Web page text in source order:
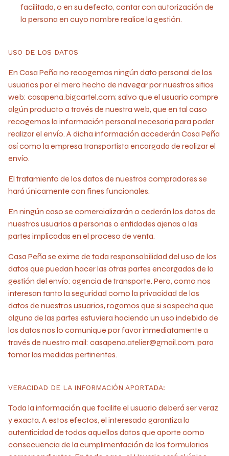
facilitada, o en su defecto, contar con autorización de
la persona en cuyo nombre realice la gestión.
USO DE LOS DATOS
En Casa Peña no recogemos ningún dato personal de los
usuarios por el mero hecho de navegar por nuestros sitios
web: casapena.bigcartel.com; salvo que el usuario compre
algún producto a través de nuestra web, que en tal caso
recogemos la información personal necesaria para poder
realizar el envío. A dicha información accederán Casa Peña
así como la empresa transportista encargada de realizar el
envío.
El tratamiento de los datos de nuestros compradores se
hará únicamente con fines funcionales.
En ningún caso se comercializarán o cederán los datos de
nuestros usuarios a personas o entidades ajenas a las
partes implicadas en el proceso de venta.
Casa Peña se exime de toda responsabilidad del uso de los
datos que puedan hacer las otras partes encargadas de la
gestión del envío: agencia de transporte. Pero, como nos
interesan tanto la seguridad como la privacidad de los
datos de nuestros usuarios, rogamos que si sospecha que
alguna de las partes estuviera haciendo un uso indebido de
los datos nos lo comunique por favor inmediatamente a
través de nuestro mail: casapena.atelier@gmail.com, para
tomar las medidas pertinentes.
VERACIDAD DE LA INFORMACIÓN APORTADA:
Toda la información que facilite el usuario deberá ser veraz
y exacta. A estos efectos, el interesado garantiza la
autenticidad de todos aquellos datos que aporte como
consecuencia de la cumplimentación de los formularios